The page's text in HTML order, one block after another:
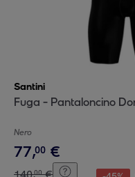
Santini
Fuga - Pantaloncino
Nero
77,00 €
00